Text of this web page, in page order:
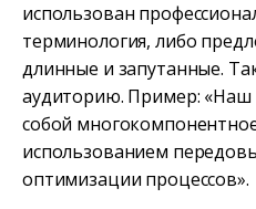
использован
терминология, либо
длинные и запутанные.
аудиторию. Пример: «Наш
собой
использованием
оптимизации процессов».